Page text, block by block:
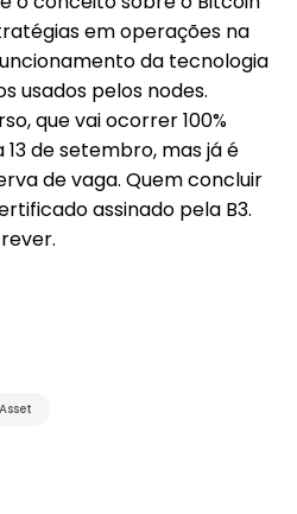
em operações na
da tecnologia
usados pelos nodes.
que vai ocorrer 100%
de setembro, mas já é
de vaga. Quem concluir
assinado pela B3.